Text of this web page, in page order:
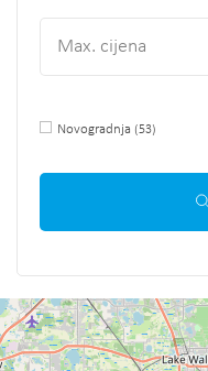
Novogradnja (53)